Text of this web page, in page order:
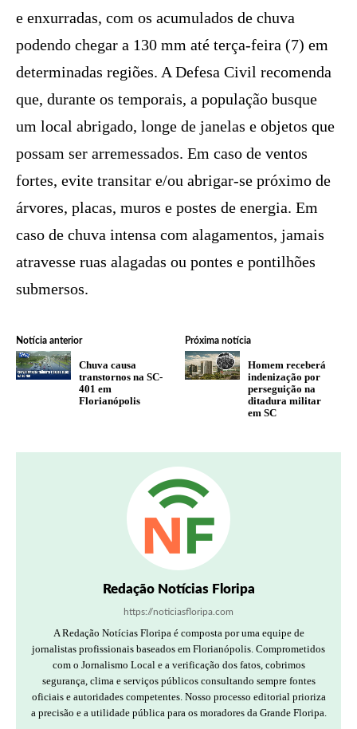
e enxurradas, com os acumulados de chuva
podendo chegar a 130 mm até terça-feira (7) em
determinadas regiões. A Defesa Civil recomenda
que, durante os temporais, a população busque
um local abrigado, longe de janelas e objetos que
possam ser arremessados. Em caso de ventos
fortes, evite transitar e/ou abrigar-se próximo de
árvores, placas, muros e postes de energia. Em
caso de chuva intensa com alagamentos, jamais
atravesse ruas alagadas ou pontes e pontilhões
submersos.
Notícia anterior
Chuva causa
transtornos na SC-
401 em
Florianópolis
Próxima notícia
Homem receberá
indenização por
perseguição na
ditadura militar
em SC
Redação Notícias Floripa
https://noticiasfloripa.com
A Redação Notícias Floripa é composta por uma equipe de
jornalistas profissionais baseados em Florianópolis. Comprometidos
com o Jornalismo Local e a verificação dos fatos, cobrimos
segurança, clima e serviços públicos consultando sempre fontes
oficiais e autoridades competentes. Nosso processo editorial prioriza
a precisão e a utilidade pública para os moradores da Grande Floripa.